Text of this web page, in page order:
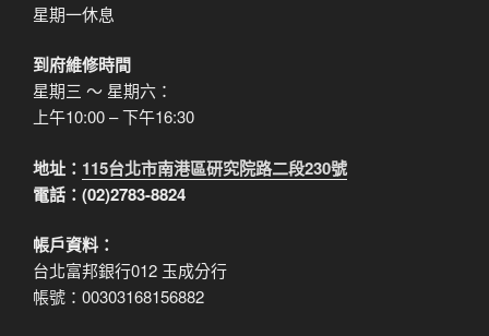
星期一休息
到府維修時間
星期三 ～ 星期六：
上午10:00 – 下午16:30
地址： 115台北市南港區研究院路二段230號
電話：(02)2783-8824
帳戶資料：
台北富邦銀行012 玉成分行
帳號：00303168156882